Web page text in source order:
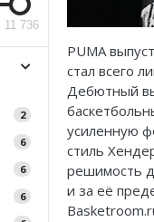
11 736
2
6
6
6
PUMA
стал всего
Дебютный
усиленную
стиль
решимость
и за её